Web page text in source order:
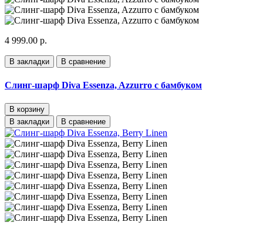
4 999.00 р.
В закладки В сравнение
Слинг-шарф Diva Essenza, Azzurro с бамбуком
В корзину
В закладки
В сравнение